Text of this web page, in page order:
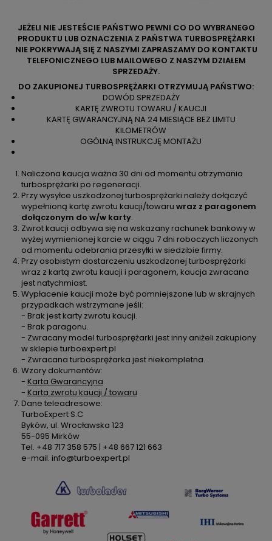
JEŻELI NIE JESTEŚCIE PAŃSTWO PEWNI CO DO WYBRANEGO
PRODUKTU LUB OZNACZENIA Z PAŃSTWA TURBOSPRĘŻARKI
NIE POKRYWAJĄ SIĘ Z NASZYMI ZAPRASZAMY DO KONTAKTU
TELEFONICZNEGO LUB MAILOWEGO Z NASZYM DZIAŁEM
SPRZEDAŻY.
DO ZAKUPIONEJ TURBOSPRĘŻARKI OTRZYMUJĄ PAŃSTWO:
DOWÓD SPRZEDAŻY
KARTĘ ZWROTU TOWARU / KAUCJI
KARTĘ GWARANCYJNĄ NA 24 MIESIĄCE BEZ LIMITU
KILOMETRÓW
OGÓLNĄ INSTRUKCJĘ MONTAŻU
Naliczona kaucja ważna 30 dni od momentu otrzymania
turbosprężarki po regeneracji.
Przy wysyłce uszkodzonej turbosprężarki należy dołączyć
wypełnioną kartę zwrotu kaucji/towaru wraz z paragonem
dołączonym do w/w karty.
Zwrot kaucji odbywa się na wskazany rachunek bankowy w
wyżej wymienionej karcie w ciągu 7 dni roboczych liczonych
od momentu odebrania przesyłki w siedzibie firmy.
Przy osobistym dostarczeniu uszkodzonej turbosprężarki
wraz z kartą zwrotu kaucji i paragonem, kaucja zwracana
jest natychmiast.
Wypłacenie kaucji może być pomniejszone lub w skrajnych
przypadkach wstrzymane jeśli:
- Brak jest karty zwrotu kaucji.
- Brak paragonu.
- Zwracany model turbosprężarki jest inny aniżeli zakupiony
w sklepie turboexpert.pl
- Zwracana turbosprężarka jest niekompletna.
Wzory dokumentów:
- Karta Gwarancyjna
- Karta zwrotu kaucji / towaru
Dane teleadresowe:
TurboExpert S.C
Byków, ul. Wrocławska 123
55-095 Mirków
Tel. +48 717 358 575 | +48 667 121 663
e-mail. info@turboexpert.pl